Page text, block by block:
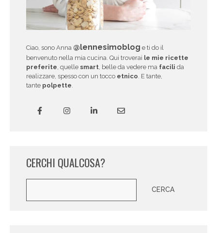
Ciao, sono Anna @lennesimoblog e ti do il
benvenuto nella mia cucina. Qui troverai le mie ricette
preferite, quelle smart, belle da vedere ma facili da
realizzare, spesso con un tocco etnico. E tante,
tante polpette.
CERCHI QUALCOSA?
CERCA